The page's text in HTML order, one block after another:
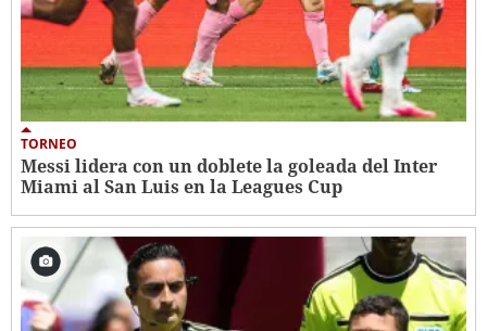
TORNEO
Messi lidera con un doblete la goleada del Inter
Miami al San Luis en la Leagues Cup